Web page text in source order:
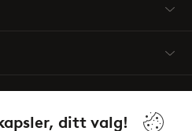
ditt valg!